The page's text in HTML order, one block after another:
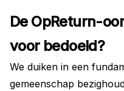
De OpReturn-
voor bedoeld?
We duiken in een
gemeenschap